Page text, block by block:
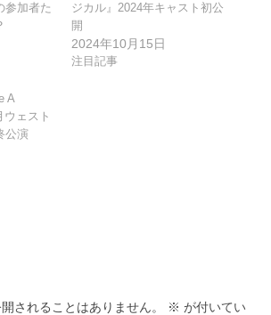
参加者た
ジカル』2024年キャスト初公
開
2024年10月15日
注目記事
A
ウェスト
公演
されることはありません。 ※ が付いてい